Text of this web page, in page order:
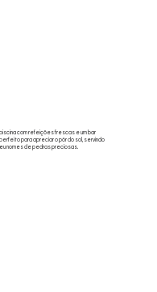
piscina com refeições frescas e um bar
para apreciar o pôr do sol, servindo
nomes de pedras preciosas.